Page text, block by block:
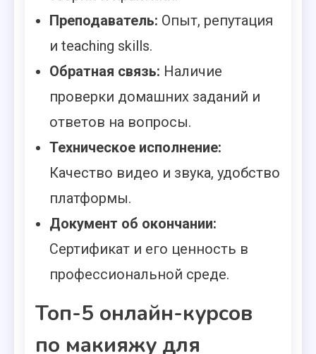
Преподаватель: Опыт, репутация
и teaching skills.
Обратная связь: Наличие
проверки домашних заданий и
ответов на вопросы.
Техническое исполнение:
Качество видео и звука, удобство
платформы.
Документ об окончании:
Сертификат и его ценность в
профессиональной среде.
Топ-5 онлайн-курсов
по макияжу для